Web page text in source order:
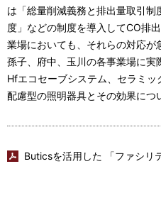
は「総量削減義務と排出量取引
度」などの制度を導入してCO排
業場においても、それらの対応
孫子、府中、玉川の各事業場に実
Hfエコセーブシステム、セラミ
配慮型の照明器具とその効果につ
Buticsを活用した 「ファシリ